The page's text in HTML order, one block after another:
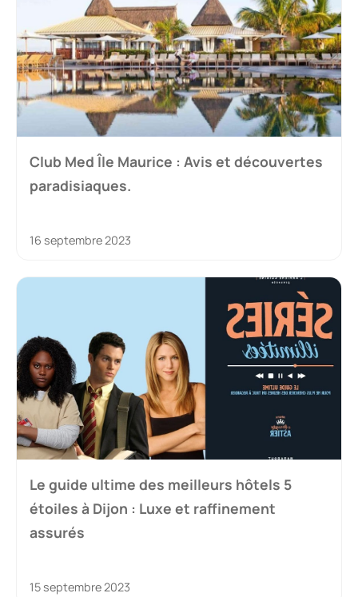
Club Med Île Maurice : Avis et découvertes
paradisiaques.
16 septembre 2023
Le guide ultime des meilleurs hôtels 5
étoiles à Dijon : Luxe et raffinement
assurés
15 septembre 2023